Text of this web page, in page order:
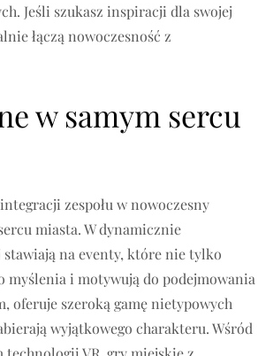
Jeśli szukasz inspiracji dla swojej
łączą nowoczesność z
w samym sercu
zespołu w nowoczesny
miasta. W dynamicznie
na eventy, które nie tylko
myślenia i motywują do podejmowania
oferuje szeroką gamę nietypowych
wyjątkowego charakteru. Wśród